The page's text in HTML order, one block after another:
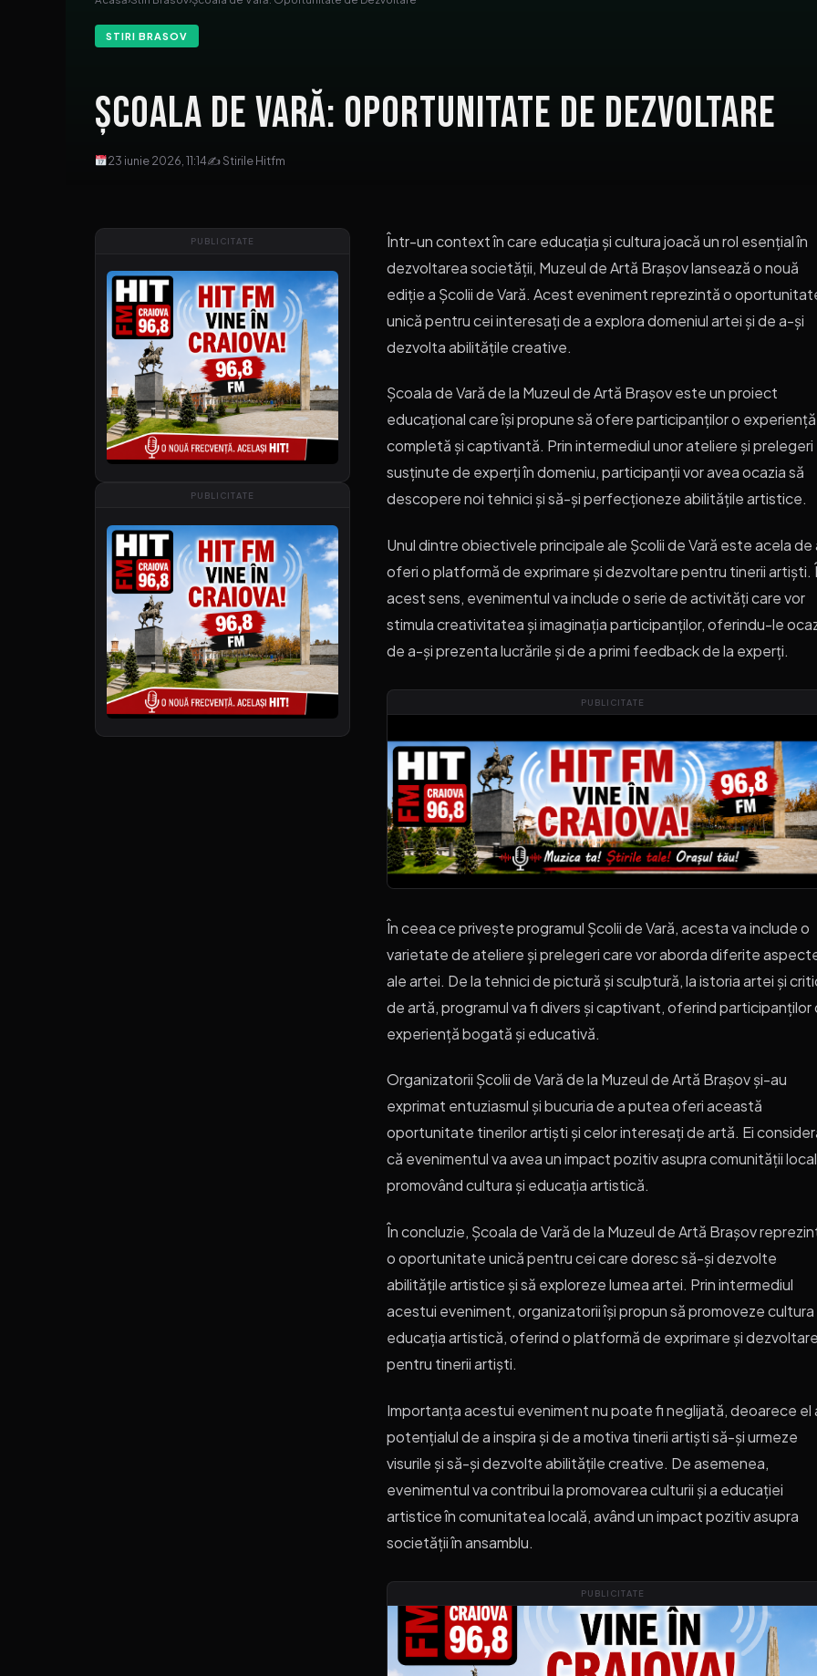
STIRI BRASOV
Școala de Vară: Oportunitate de Dezvoltare
23 iunie 2026, 11:14✍ Stirile Hitfm
PUBLICITATE
PUBLICITATE
Într-un context în care educația și cultura joacă un rol esențial în
dezvoltarea societății, Muzeul de Artă Brașov lansează o nouă
ediție a Școlii de Vară. Acest eveniment reprezintă o
unică pentru cei interesați de a explora domeniul artei și de a-și
dezvolta abilitățile creative.
Școala de Vară de la Muzeul de Artă Brașov este un proiect
educațional care își propune să ofere participanților o experiență
completă și captivantă. Prin intermediul unor ateliere și prelegeri
susținute de experți în domeniu, participanții vor avea ocazia să
descopere noi tehnici și să-și perfecționeze abilitățile artistice.
Unul dintre obiectivele principale ale Școlii de Vară este acela de
oferi o platformă de exprimare și dezvoltare pentru tinerii artiști.
acest sens, evenimentul va include o serie de activități care vor
stimula creativitatea și imaginația participanților, oferindu-le
de a-și prezenta lucrările și de a primi feedback de la experți.
PUBLICITATE
În ceea ce privește programul Școlii de Vară, acesta va include o
varietate de ateliere și prelegeri care vor aborda diferite
ale artei. De la tehnici de pictură și sculptură, la istoria artei și
de artă, programul va fi divers și captivant, oferind participanților
experiență bogată și educativă.
Organizatorii Școlii de Vară de la Muzeul de Artă Brașov și-au
exprimat entuziasmul și bucuria de a putea oferi această
oportunitate tinerilor artiști și celor interesați de artă. Ei
că evenimentul va avea un impact pozitiv asupra comunității
promovând cultura și educația artistică.
În concluzie, Școala de Vară de la Muzeul de Artă Brașov
o oportunitate unică pentru cei care doresc să-și dezvolte
abilitățile artistice și să exploreze lumea artei. Prin intermediul
acestui eveniment, organizatorii își propun să promoveze cultura
educația artistică, oferind o platformă de exprimare și
pentru tinerii artiști.
Importanța acestui eveniment nu poate fi neglijată, deoarece el
potențialul de a inspira și de a motiva tinerii artiști să-și urmeze
visurile și să-și dezvolte abilitățile creative. De asemenea,
evenimentul va contribui la promovarea culturii și a educației
artistice în comunitatea locală, având un impact pozitiv asupra
societății în ansamblu.
PUBLICITATE